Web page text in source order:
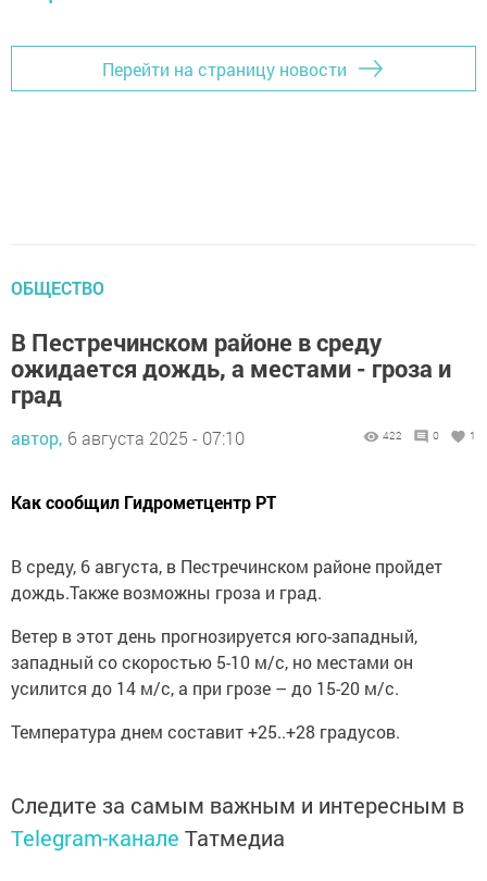
Перейти на страницу новости
ОБЩЕСТВО
В Пестречинском районе в среду
ожидается дождь, а местами - гроза и
град
автор, 6 августа 2025 - 07:10 422 0 1
Как сообщил Гидрометцентр РТ
В среду, 6 августа, в Пестречинском районе пройдет
дождь.Также возможны гроза и град.
Ветер в этот день прогнозируется юго-западный,
западный со скоростью 5-10 м/с, но местами он
усилится до 14 м/с, а при грозе – до 15-20 м/с.
Температура днем составит +25..+28 градусов.
Следите за самым важным и интересным в
Telegram-канале Татмедиа